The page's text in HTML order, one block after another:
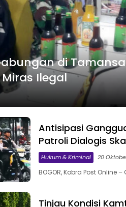
di
Ilegal
Antisipasi
Patroli Dialogis
Hukum & Kriminal 20
BOGOR, Kobra Post Online
Tinjau Kondisi